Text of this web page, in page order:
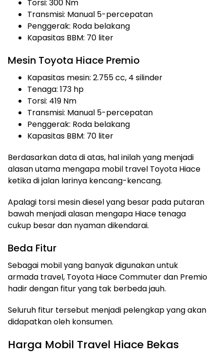
Torsi: 300 Nm
Transmisi: Manual 5-percepatan
Penggerak: Roda belakang
Kapasitas BBM: 70 liter
Mesin Toyota Hiace Premio
Kapasitas mesin: 2.755 cc, 4 silinder
Tenaga: 173 hp
Torsi: 419 Nm
Transmisi: Manual 5-percepatan
Penggerak: Roda belakang
Kapasitas BBM: 70 liter
Berdasarkan data di atas, hal inilah yang menjadi
alasan utama mengapa mobil travel Toyota Hiace
ketika di jalan larinya kencang-kencang.
Apalagi torsi mesin diesel yang besar pada putaran
bawah menjadi alasan mengapa Hiace tenaga
cukup besar dan nyaman dikendarai.
Beda Fitur
Sebagai mobil yang banyak digunakan untuk
armada travel, Toyota Hiace Commuter dan Premio
hadir dengan fitur yang tak berbeda jauh.
Seluruh fitur tersebut menjadi pelengkap yang akan
didapatkan oleh konsumen.
Harga Mobil Travel Hiace Bekas